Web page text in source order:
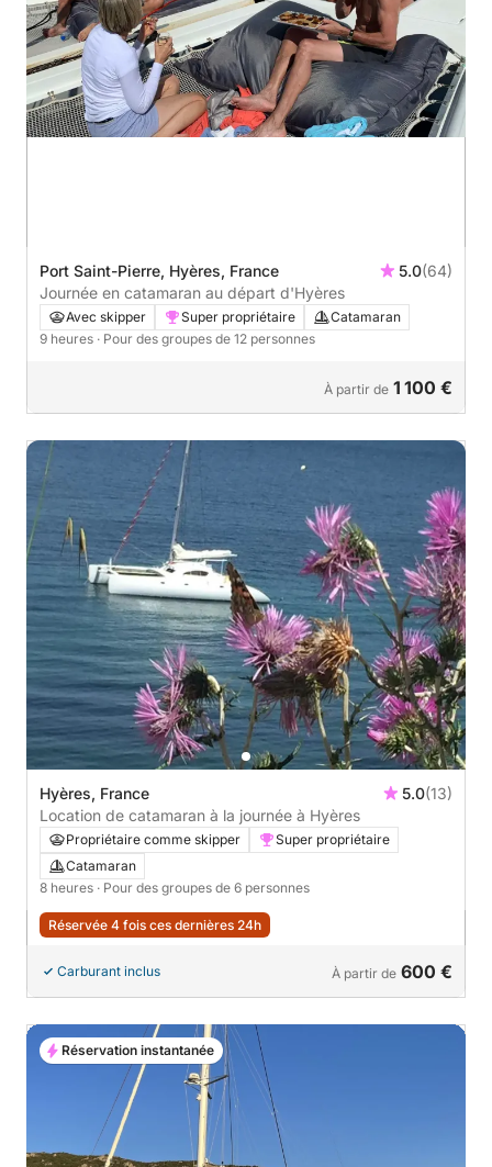
Port Saint-Pierre, Hyères, France 5.0(64)
Journée en catamaran au départ d'Hyères
Avec skipper Super propriétaire
Catamaran
9 heures · Pour des groupes de 12 personnes
À partir de 1 100 €
Hyères, France 5.0(13)
Location de catamaran à la journée à Hyères
Propriétaire comme skipper
Super propriétaire
Catamaran
8 heures · Pour des groupes de 6 personnes
Réservée 4 fois ces dernières 24h
Carburant inclus À partir de 600 €
Réservation instantanée